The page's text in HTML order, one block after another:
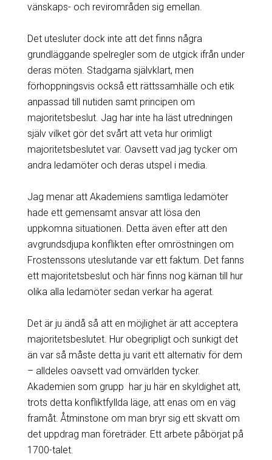
vänskaps- och revirområden sig emellan.
Det utesluter dock inte att det finns några
grundläggande spelregler som de utgick ifrån under
deras möten. Stadgarna självklart, men
förhoppningsvis också ett rättssamhälle och etik
anpassad till nutiden samt principen om
majoritetsbeslut. Jag har inte ha läst utredningen
själv vilket gör det svårt att veta hur orimligt
majoritetsbeslutet var. Oavsett vad jag tycker om
andra ledamöter och deras utspel i media.
Jag menar att Akademiens samtliga ledamöter
hade ett gemensamt ansvar att lösa den
uppkomna situationen. Detta även efter att den
avgrundsdjupa konflikten efter omröstningen om
Frostenssons uteslutande var ett faktum. Det fanns
ett majoritetsbeslut och här finns nog kärnan till hur
olika alla ledamöter sedan verkar ha agerat.
Det är ju ändå så att en möjlighet är att acceptera
majoritetsbeslutet. Hur obegripligt och sunkigt det
än var så måste detta ju varit ett alternativ för dem
– alldeles oavsett vad omvärlden tycker.
Akademien som grupp har ju här en skyldighet att,
trots detta konfliktfyllda läge, att enas om en väg
framåt. Åtminstone om man bryr sig ett skvatt om
det uppdrag man företräder. Ett arbete påbörjat på
1700-talet.